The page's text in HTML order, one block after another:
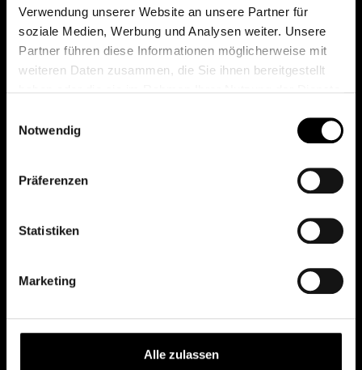
Verwendung unserer Website an unsere Partner für
soziale Medien, Werbung und Analysen weiter. Unsere
Partner führen diese Informationen möglicherweise mit
weiteren Daten zusammen, die Sie ihnen bereitgestellt
Notwendig
Präferenzen
Statistiken
Marketing
Alle zulassen
Das erste Depot in Österreich mit 0€ Kontoführung,
0€ Ausgabeaufschlag und 0€ Depotgebühren bei
knapp 2000 Fonds und 0€ Orderspesen.
All rights reserved.
Depot eröffnen
Depot übertragen
Konditionen